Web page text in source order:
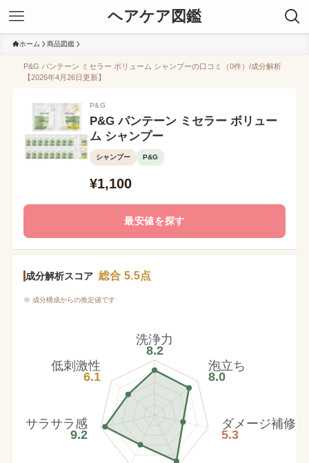
ヘアケア図鑑
ホーム 商品図鑑
P&G パンテーン ミセラー ボリューム シャンプーの口コミ（0件）/成分解析
【2026年4月26日更新】
P&G
P&G パンテーン ミセラー ボリュー
ム シャンプー
シャンプー P&G
¥1,100
最安値を探す
成分解析スコア 総合 5.5点
※ 成分構成からの推定値です
洗浄力
8.2
泡立ち
8.0
ダメージ補修
5.3
サラサラ感
9.2
低刺激性
6.1